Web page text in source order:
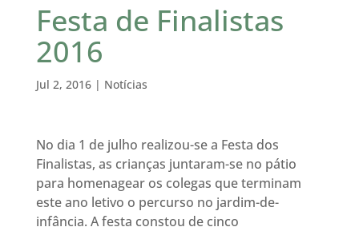
Festa de Finalistas
2016
Jul 2, 2016| Notícias
No dia 1 de julho realizou-se a Festa dos
Finalistas, as crianças juntaram-se no pátio
para homenagear os colegas que terminam
este ano letivo o percurso no jardim-de-
infância. A festa constou de cinco